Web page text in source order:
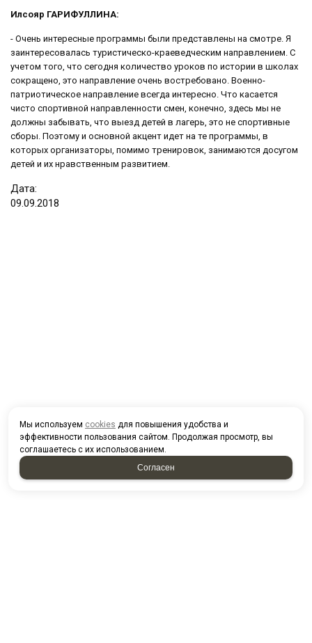
Илсояр ГАРИФУЛЛИНА:
- Очень интересные программы были представлены на смотре. Я
заинтересовалась туристическо-краеведческим направлением. С
учетом того, что сегодня количество уроков по истории в школах
сокращено, это направление очень востребовано. Военно-
патриотическое направление всегда интересно. Что касается
чисто спортивной направленности смен, конечно, здесь мы не
должны забывать, что выезд детей в лагерь, это не спортивные
сборы. Поэтому и основной акцент идет на те программы, в
которых организаторы, помимо тренировок, занимаются досугом
детей и их нравственным развитием.
Дата:
09.09.2018
Мы используем cookies для повышения удобства и
эффективности пользования сайтом. Продолжая просмотр, вы
соглашаетесь с их использованием.
Согласен